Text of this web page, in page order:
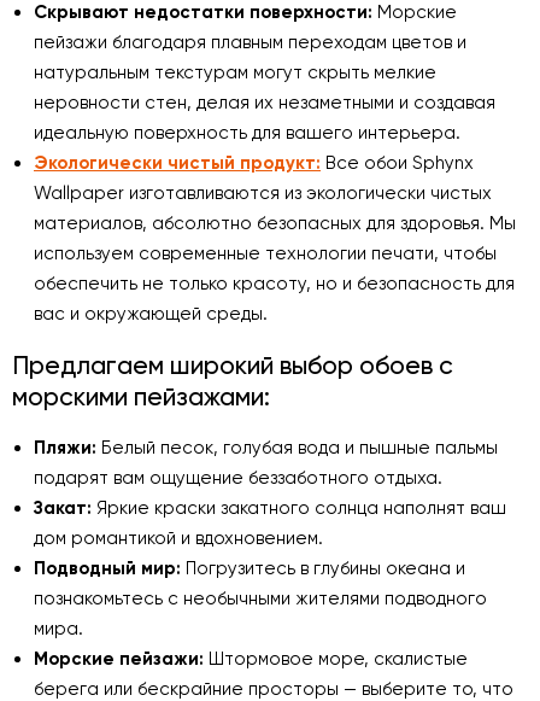
Скрывают недостатки поверхности: Морские
пейзажи благодаря плавным переходам цветов и
натуральным текстурам могут скрыть мелкие
неровности стен, делая их незаметными и создавая
идеальную поверхность для вашего интерьера.
Экологически чистый продукт: Все обои Sphynx
Wallpaper изготавливаются из экологически чистых
материалов, абсолютно безопасных для здоровья. Мы
используем современные технологии печати, чтобы
обеспечить не только красоту, но и безопасность для
вас и окружающей среды.
Предлагаем широкий выбор обоев с
морскими пейзажами:
Пляжи: Белый песок, голубая вода и пышные пальмы
подарят вам ощущение беззаботного отдыха.
Закат: Яркие краски закатного солнца наполнят ваш
дом романтикой и вдохновением.
Подводный мир: Погрузитесь в глубины океана и
познакомьтесь с необычными жителями подводного
мира.
Морские пейзажи: Штормовое море, скалистые
берега или бескрайние просторы — выберите то, что